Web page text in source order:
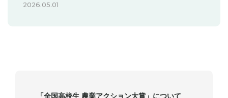
2026.05.01
「全国高校生 農業アクション大賞」について